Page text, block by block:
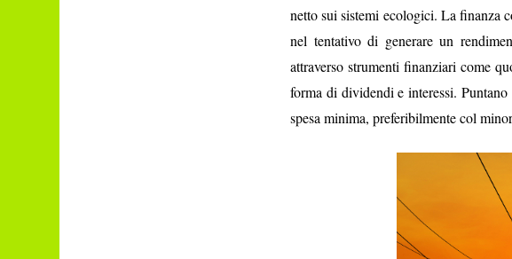
netto sui sistemi ecologici. La finanza
nel tentativo di generare un
attraverso strumenti finanziari come
forma di dividendi e interessi.
spesa minima, preferibilmente col